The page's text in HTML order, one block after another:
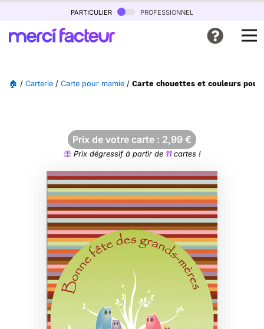
particulier professionnel
🏠 / Carterie / Carte pour mamie / Carte chouettes et couleurs pour
Prix de votre carte : 2,99 €
Prix dégressif à partir de 11cartes !